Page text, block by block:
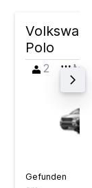
Polo
2 M
Gefunden